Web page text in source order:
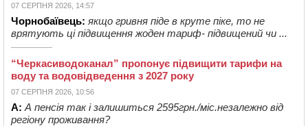
07 СЕРПНЯ 2026, 14:57
Чорнобаївець: якщо гривня піде в круте піке, то не
врятують ці підвищення жоден тариф- підвищений чи ...
“Черкасиводоканал” пропонує підвищити тарифи на
воду та водовідведення з 2027 року
07 СЕРПНЯ 2026, 10:56
А: А пенсія так і залишиться 2595грн./міс.незалежно від
регіону проживання?